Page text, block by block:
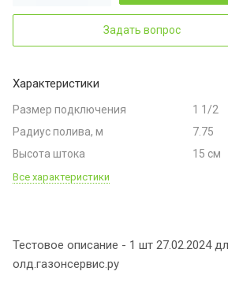
Задать вопрос
Характеристики
Размер подключения
1 1/2
Радиус полива, м
7.75
Высота штока
15 см
Все характеристики
Тестовое описание - 1 шт 27.02.2024
олд.газонсервис.ру